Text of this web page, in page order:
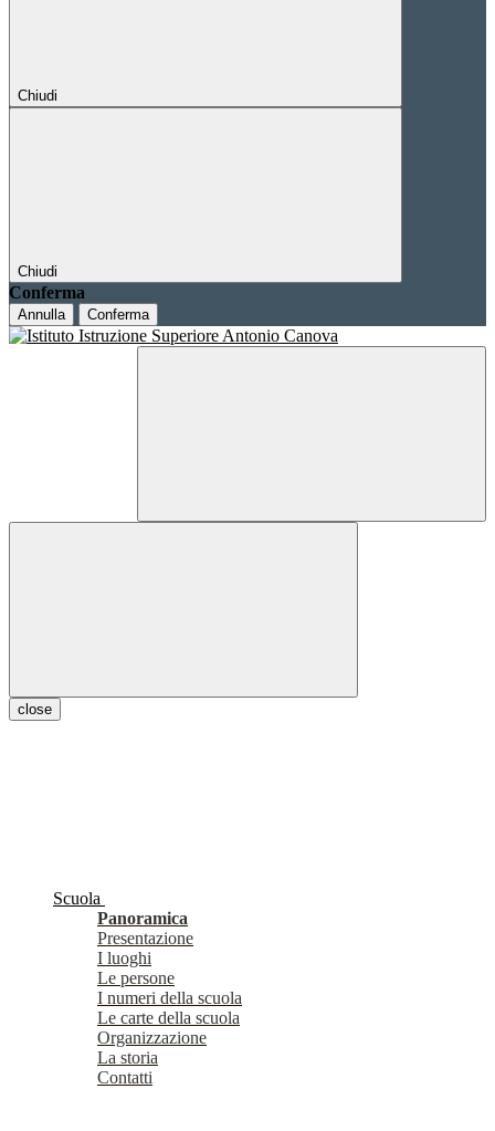
Chiudi
Chiudi
Conferma
Annulla Conferma
close
Scuola
Panoramica
Presentazione
I luoghi
Le persone
I numeri della scuola
Le carte della scuola
Organizzazione
La storia
Contatti